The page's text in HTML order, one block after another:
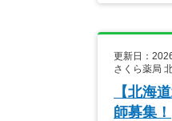
更新日：
さくら薬局
【北海
師募集！